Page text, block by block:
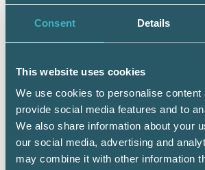
Consent Details
This website uses cookies
We use cookies to personalise content
provide social media features and to
We also share information about your
our social media, advertising and
may combine it with other information
anställda, berör många. I
till alla viktiga instanser på EU-
finns hänvisningar till
att kolla in webbplatsen
– Testa portalen! Det finns
information, bland annat
man vill göra affärer inom
forum för kvinnligt